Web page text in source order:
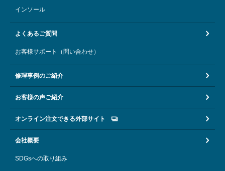
インソール
よくあるご質問
お客様サポート（問い合わせ）
修理事例のご紹介
お客様の声ご紹介
オンライン注文できる外部サイト
会社概要
SDGsへの取り組み